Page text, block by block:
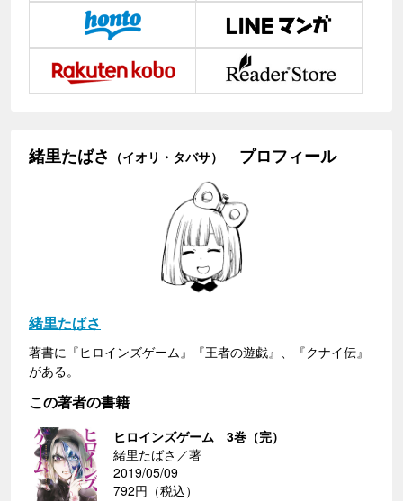
緒里たばさ （イオリ・タバサ） プロフィール
緒里たばさ
著書に『ヒロインズゲーム』『王者の遊戯』、『クナイ伝』
がある。
この著者の書籍
ヒロインズゲーム 3巻（完）
緒里たばさ／著
2019/05/09
792円（税込）